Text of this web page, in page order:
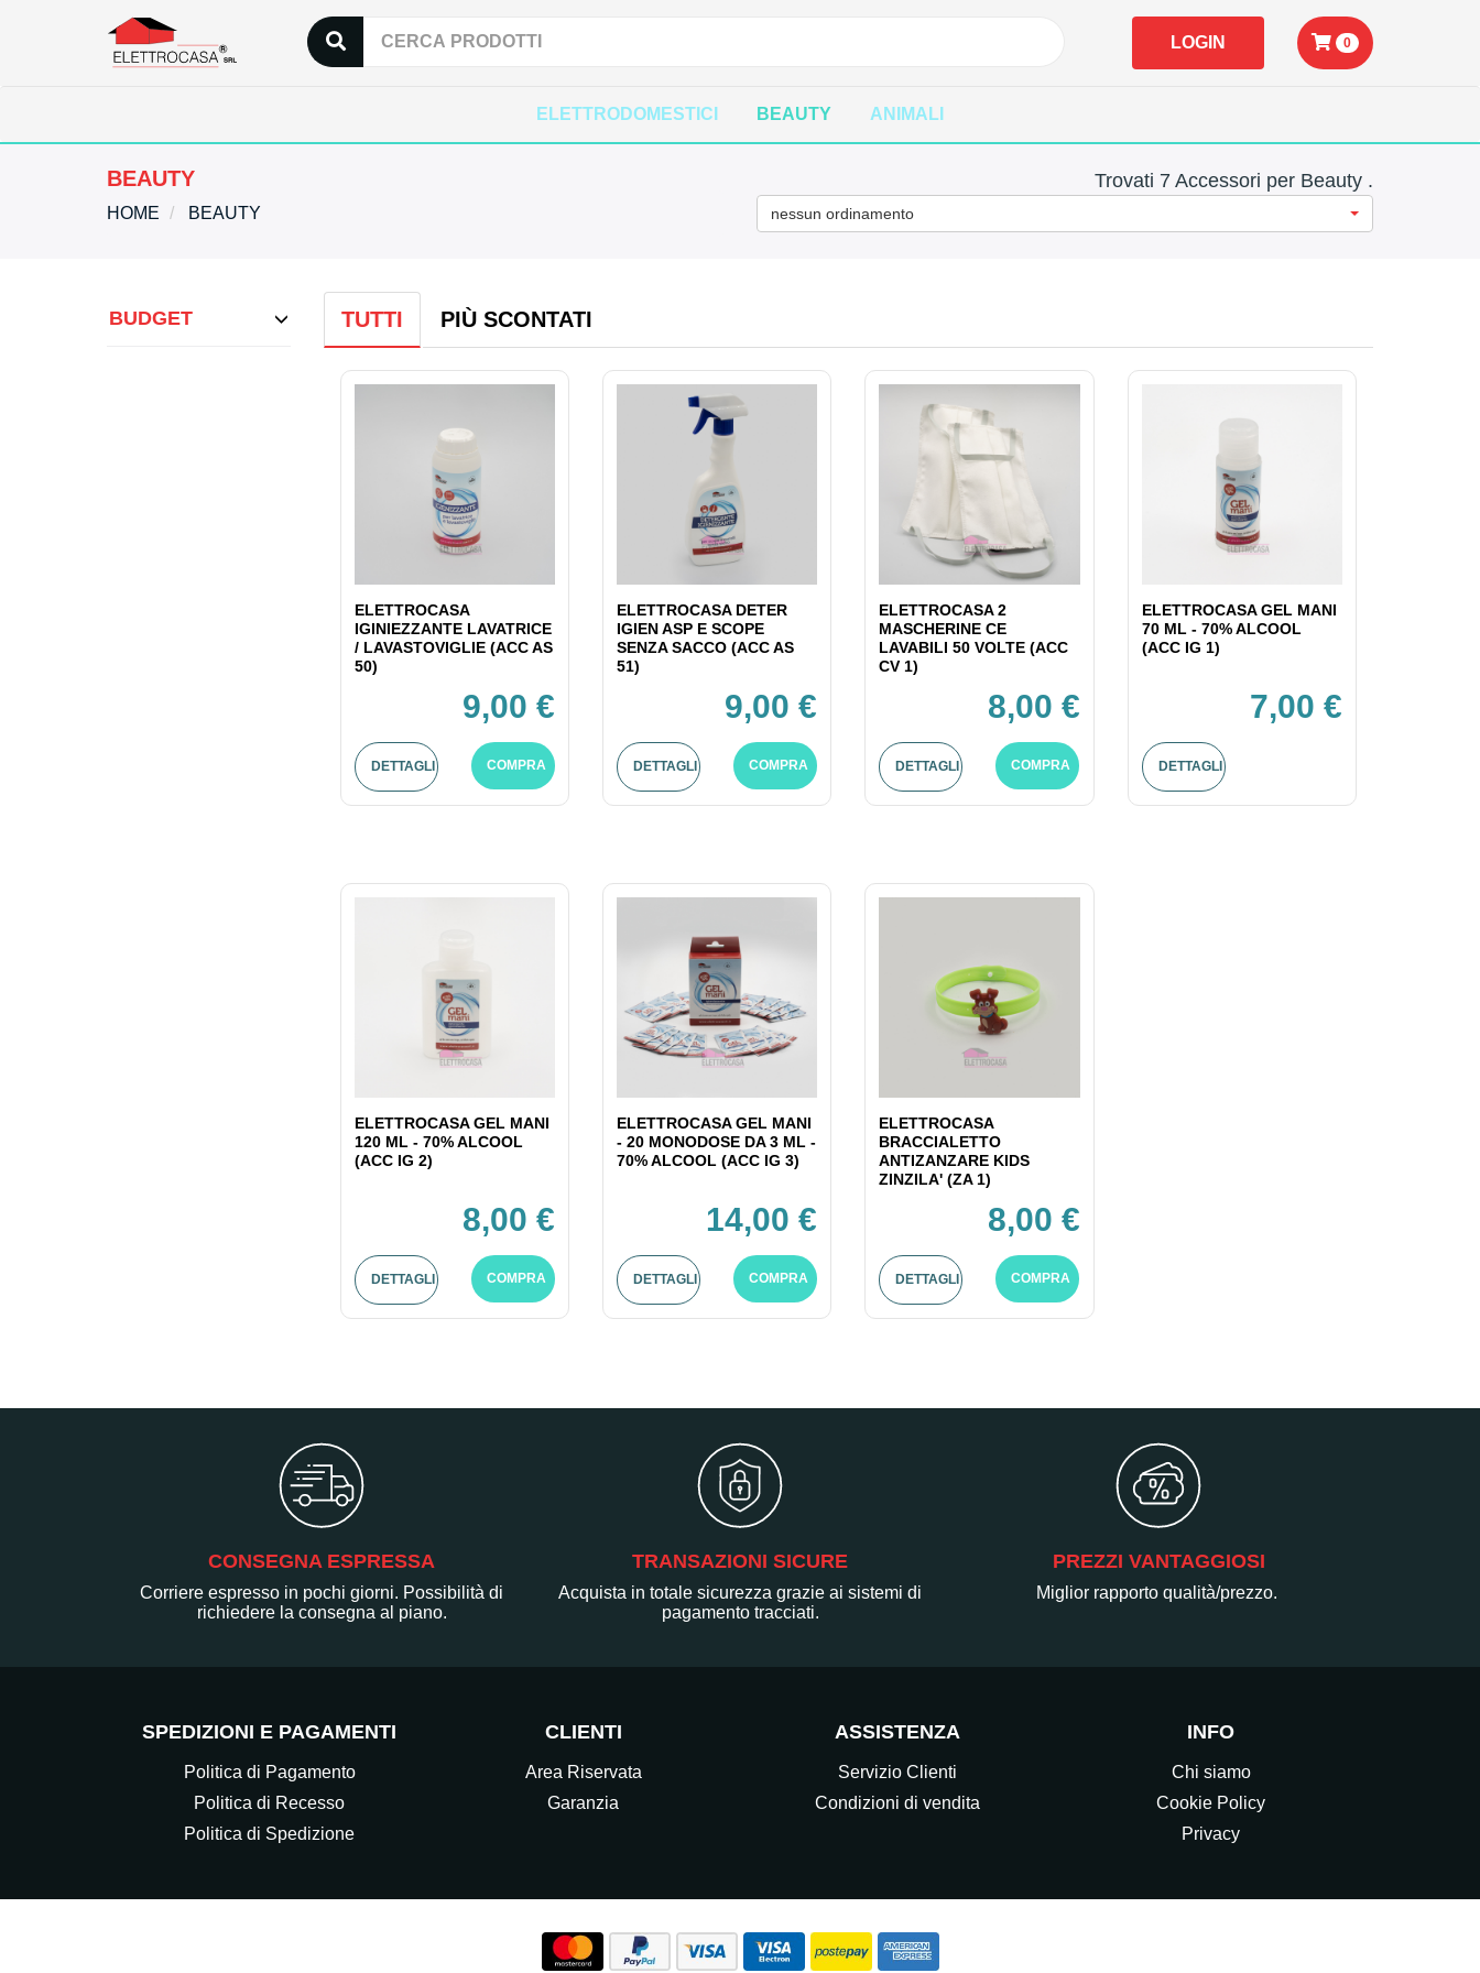
LOGIN 0
ELETTRODOMESTICI BEAUTY ANIMALI
BEAUTY
HOME BEAUTY
Trovati 7 Accessori per Beauty .
nessun ordinamento
BUDGET TUTTI PIÙ SCONTATI
ELETTROCASA
IGINIEZZANTE LAVATRICE
/ LAVASTOVIGLIE (ACC AS
50)
9,00 €
DETTAGLI COMPRA
ELETTROCASA DETER
IGIEN ASP E SCOPE
SENZA SACCO (ACC AS
51)
9,00 €
DETTAGLI COMPRA
ELETTROCASA 2
MASCHERINE CE
LAVABILI 50 VOLTE (ACC
CV 1)
8,00 €
DETTAGLI COMPRA
ELETTROCASA GEL MANI
70 ML - 70% ALCOOL
(ACC IG 1)
7,00 €
DETTAGLI
ELETTROCASA GEL MANI
120 ML - 70% ALCOOL
(ACC IG 2)
8,00 €
DETTAGLI COMPRA
ELETTROCASA GEL MANI
- 20 MONODOSE DA 3 ML -
70% ALCOOL (ACC IG 3)
14,00 €
DETTAGLI COMPRA
ELETTROCASA
BRACCIALETTO
ANTIZANZARE KIDS
ZINZILA' (ZA 1)
8,00 €
DETTAGLI COMPRA
CONSEGNA ESPRESSA
Corriere espresso in pochi giorni. Possibilità di
richiedere la consegna al piano.
TRANSAZIONI SICURE
Acquista in totale sicurezza grazie ai sistemi di
pagamento tracciati.
PREZZI VANTAGGIOSI
Miglior rapporto qualità/prezzo.
SPEDIZIONI E PAGAMENTI
Politica di Pagamento
Politica di Recesso
Politica di Spedizione
CLIENTI
Area Riservata
Garanzia
ASSISTENZA
Servizio Clienti
Condizioni di vendita
INFO
Chi siamo
Cookie Policy
Privacy